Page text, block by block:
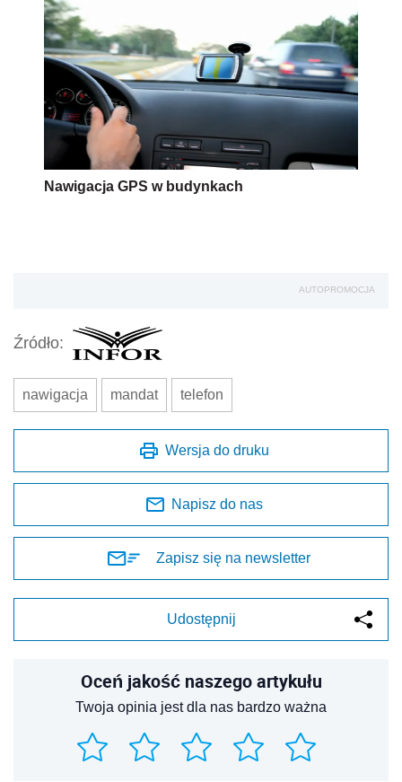
Nawigacja GPS w budynkach
AUTOPROMOCJA
Źródło:
nawigacja mandat telefon
Wersja do druku
Napisz do nas
Zapisz się na newsletter
Udostępnij
Oceń jakość naszego artykułu
Twoja opinia jest dla nas bardzo ważna